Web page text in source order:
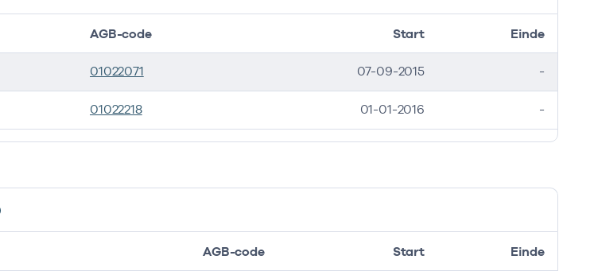
AGB-code Start Einde
01022071 07-09-2015 -
01022218 01-01-2016 -
AGB-code Start Einde